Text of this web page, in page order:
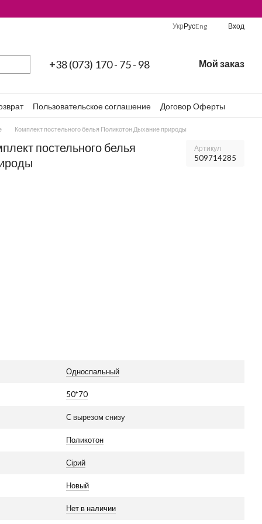
УкрРусEng Вход
+38 (073) 170 - 75 - 98 Мой заказ
Пользовательское соглашение
Договор Оферты
Комплект постельного белья Поликотон Дыхание природы
постельного белья
Артикул
509714285
Односпальный
50*70
С вырезом снизу
Поликотон
Сірий
Новый
Нет в наличии